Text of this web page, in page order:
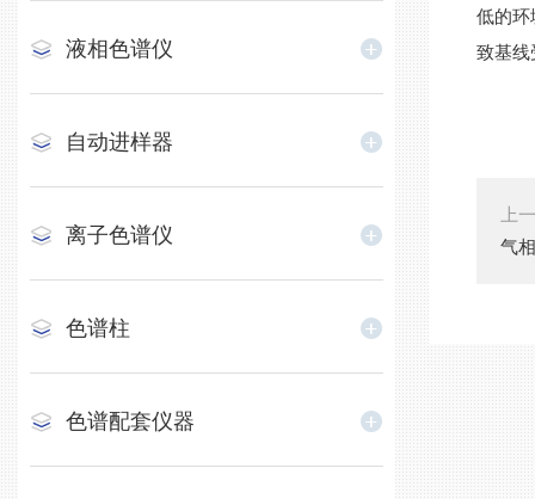
液相色谱仪
自动进样器
离子色谱仪
色谱柱
色谱配套仪器
低的
致基线
上
气